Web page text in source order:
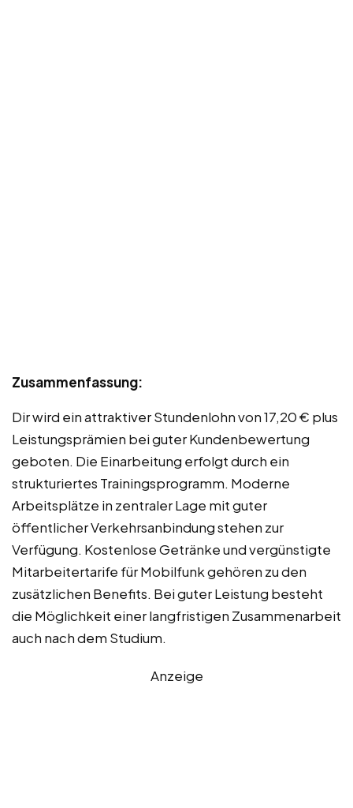
Zusammenfassung:
Dir wird ein attraktiver Stundenlohn von 17,20 € plus
Leistungsprämien bei guter Kundenbewertung
geboten. Die Einarbeitung erfolgt durch ein
strukturiertes Trainingsprogramm. Moderne
Arbeitsplätze in zentraler Lage mit guter
öffentlicher Verkehrsanbindung stehen zur
Verfügung. Kostenlose Getränke und vergünstigte
Mitarbeitertarife für Mobilfunk gehören zu den
zusätzlichen Benefits. Bei guter Leistung besteht
die Möglichkeit einer langfristigen Zusammenarbeit
auch nach dem Studium.
Anzeige